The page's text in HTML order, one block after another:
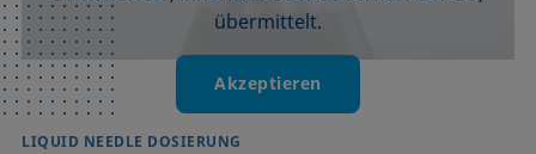
übermittelt.
Akzeptieren
LIQUID NEEDLE DOSIERUNG